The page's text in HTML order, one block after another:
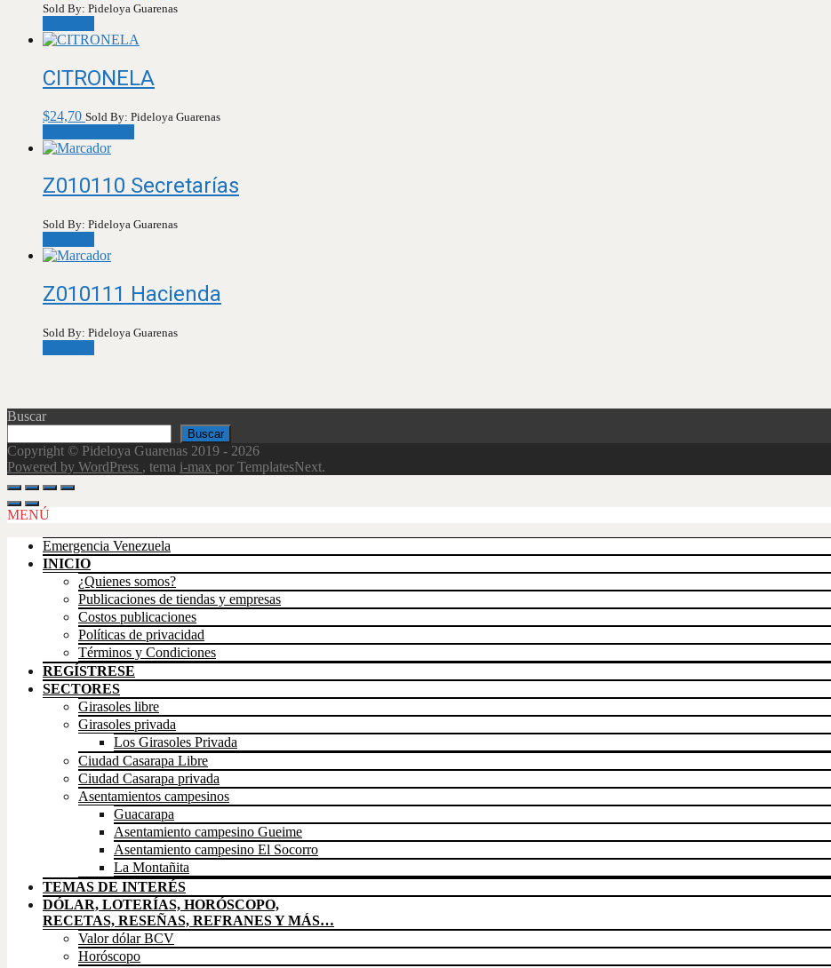
Sold By: Pideloya Guarenas
CITRONELA
$24,70 Sold By: Pideloya Guarenas
Z010110 Secretarías
Sold By: Pideloya Guarenas
Z010111 Hacienda
Sold By: Pideloya Guarenas
Buscar
Buscar
Copyright © Pideloya Guarenas 2019 - 2026
Powered by WordPress , tema i-max por TemplatesNext.
Scroll
Up
MENÚ
Emergencia Venezuela
INICIO
¿Quienes somos?
Publicaciones de tiendas y empresas
Costos publicaciones
Políticas de privacidad
Términos y Condiciones
REGÍSTRESE
SECTORES
Girasoles libre
Girasoles privada
Los Girasoles Privada
Ciudad Casarapa Libre
Ciudad Casarapa privada
Asentamientos campesinos
Guacarapa
Asentamiento campesino Gueime
Asentamiento campesino El Socorro
La Montañita
TEMAS DE INTERÉS
DÓLAR, LOTERÍAS, HORÓSCOPO,
RECETAS, RESEÑAS, REFRANES Y MÁS…
Valor dólar BCV
Horóscopo